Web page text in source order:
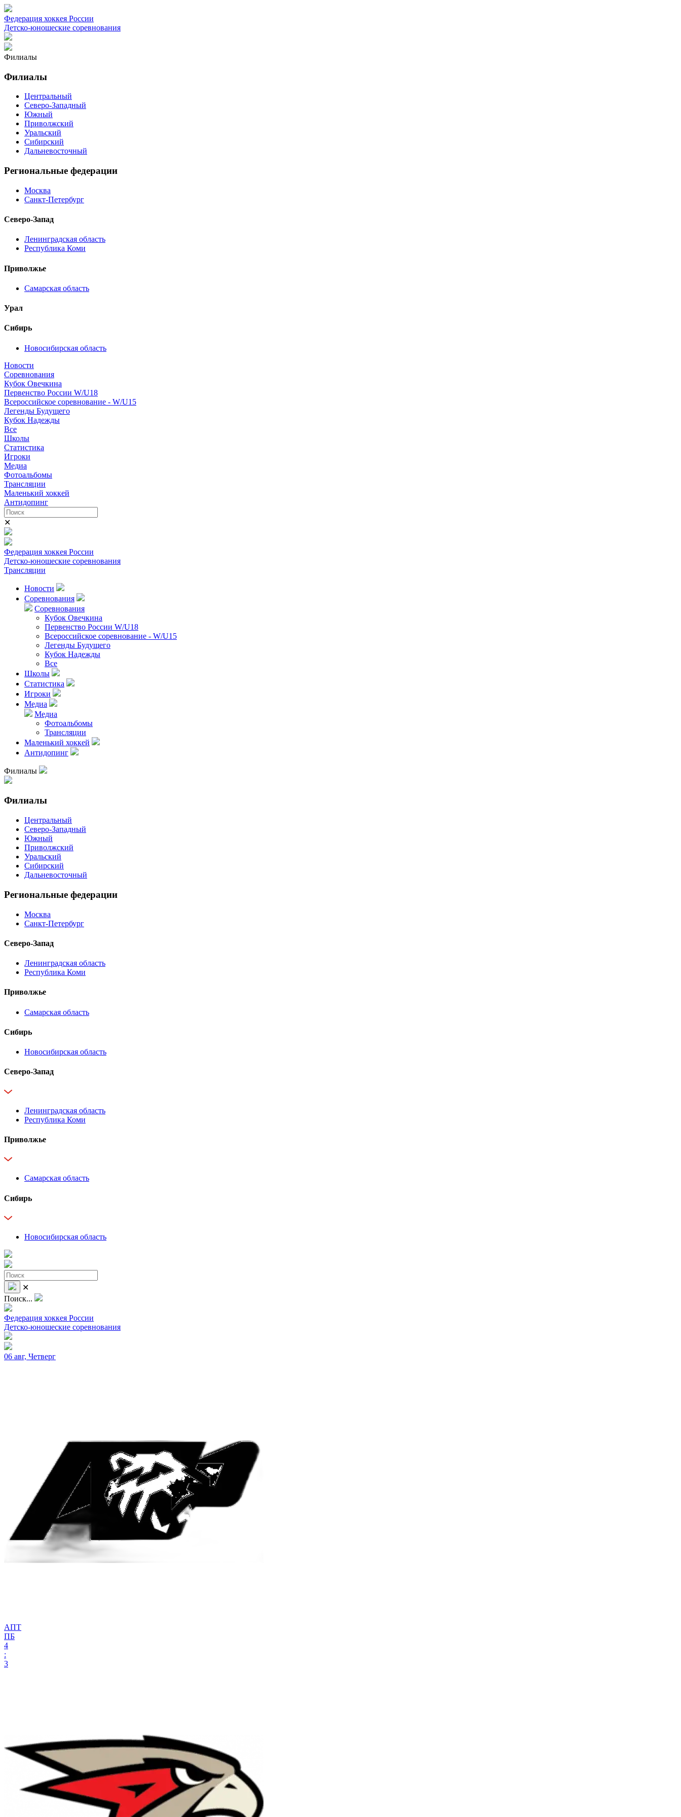
Федерация хоккея России
Детско-юношеские соревнования
Филиалы
Филиалы
Центральный
Северо-Западный
Южный
Приволжский
Уральский
Сибирский
Дальневосточный
Региональные федерации
Москва
Санкт-Петербург
Северо-Запад
Ленинградская область
Республика Коми
Приволжье
Самарская область
Урал
Сибирь
Новосибирская область
Новости
Соревнования
Кубок Овечкина
Первенство России W/U18
Всероссийское соревнование - W/U15
Легенды Будущего
Кубок Надежды
Все
Школы
Статистика
Игроки
Медиа
Фотоальбомы
Трансляции
Маленький хоккей
Антидопинг
✕
Федерация хоккея России
Детско-юношеские соревнования
Трансляции
Новости
Соревнования
Соревнования
Кубок Овечкина
Первенство России W/U18
Всероссийское соревнование - W/U15
Легенды Будущего
Кубок Надежды
Все
Школы
Статистика
Игроки
Медиа
Медиа
Фотоальбомы
Трансляции
Маленький хоккей
Антидопинг
Филиалы
Филиалы
Центральный
Северо-Западный
Южный
Приволжский
Уральский
Сибирский
Дальневосточный
Региональные федерации
Москва
Санкт-Петербург
Северо-Запад
Ленинградская область
Республика Коми
Приволжье
Самарская область
Сибирь
Новосибирская область
Северо-Запад
Ленинградская область
Республика Коми
Приволжье
Самарская область
Сибирь
Новосибирская область
✕
Поиск...
Федерация хоккея России
Детско-юношеские соревнования
06 авг, Четверг
АПТ
ПБ
4
:
3